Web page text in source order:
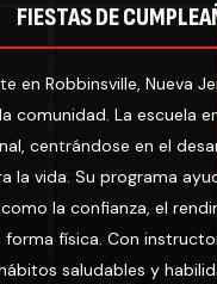
FIESTAS DE
en Robbinsville, Nueva
comunidad. La escuela
centrándose en el
la vida. Su programa
la confianza, el
física. Con
saludables y